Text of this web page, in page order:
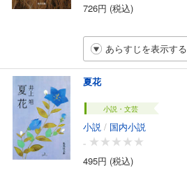
726円 (税込)
あらすじを表示する
夏花
小説・文芸
小説 / 国内小説
-
495円 (税込)